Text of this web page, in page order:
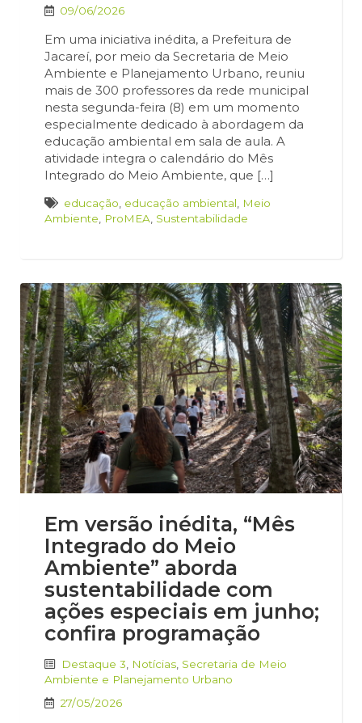
09/06/2026
Em uma iniciativa inédita, a Prefeitura de
Jacareí, por meio da Secretaria de Meio
Ambiente e Planejamento Urbano, reuniu
mais de 300 professores da rede municipal
nesta segunda-feira (8) em um momento
especialmente dedicado à abordagem da
educação ambiental em sala de aula. A
atividade integra o calendário do Mês
Integrado do Meio Ambiente, que […]
educação educação ambiental
Meio
Ambiente
ProMEA Sustentabilidade
Em versão inédita, “Mês
Integrado do Meio
Ambiente” aborda
sustentabilidade com
ações especiais em junho;
confira programação
Destaque 3 Notícias Secretaria de Meio
Ambiente e Planejamento Urbano
27/05/2026